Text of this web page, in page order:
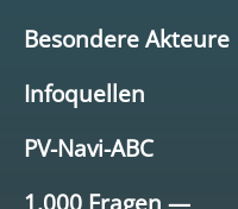
Besondere Akteure
Infoquellen
PV-Navi-ABC